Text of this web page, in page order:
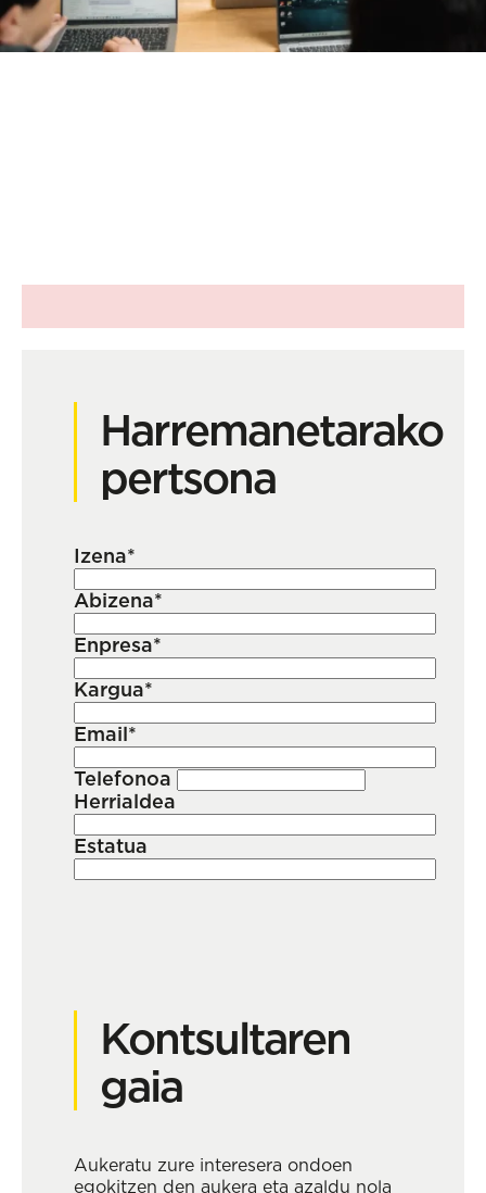
Harremanetarako
pertsona
Izena*
Abizena*
Enpresa*
Kargua*
Email*
Telefonoa
Herrialdea
Estatua
Kontsultaren
gaia
Aukeratu zure interesera ondoen
egokitzen den aukera eta azaldu nola